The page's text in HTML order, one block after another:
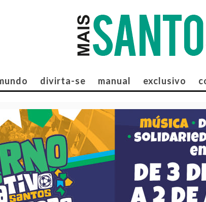
divirta-se manual exclusivo